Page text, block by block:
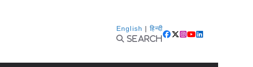
English | हिन्दी
Search